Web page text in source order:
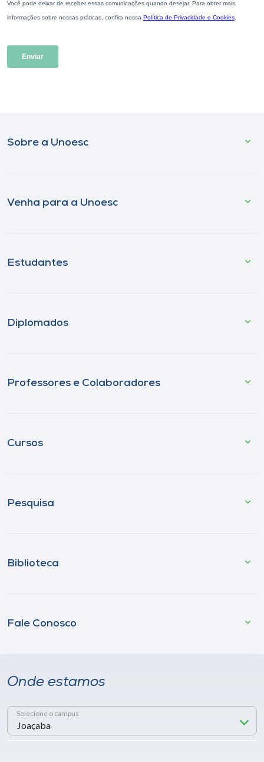
Sobre a Unoesc
Venha para a Unoesc
Estudantes
Diplomados
Professores e Colaboradores
Cursos
Pesquisa
Biblioteca
Fale Conosco
Onde estamos
Selecione o campus